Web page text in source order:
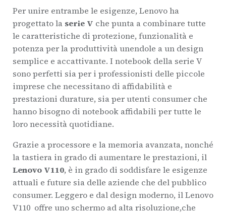
Per unire entrambe le esigenze, Lenovo ha
progettato la serie V che punta a combinare tutte
le caratteristiche di protezione, funzionalità e
potenza per la produttività unendole a un design
semplice e accattivante. I notebook della serie V
sono perfetti sia per i professionisti delle piccole
imprese che necessitano di affidabilità e
prestazioni durature, sia per utenti consumer che
hanno bisogno di notebook affidabili per tutte le
loro necessità quotidiane.
Grazie a processore e la memoria avanzata, nonché
la tastiera in grado di aumentare le prestazioni, il
Lenovo V110, è in grado di soddisfare le esigenze
attuali e future sia delle aziende che del pubblico
consumer. Leggero e dal design moderno, il Lenovo
V110 offre uno schermo ad alta risoluzione,che